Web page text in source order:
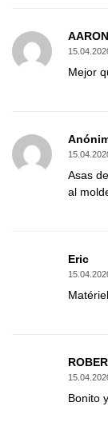
Mejor
Asas
al
Eric
Bonito